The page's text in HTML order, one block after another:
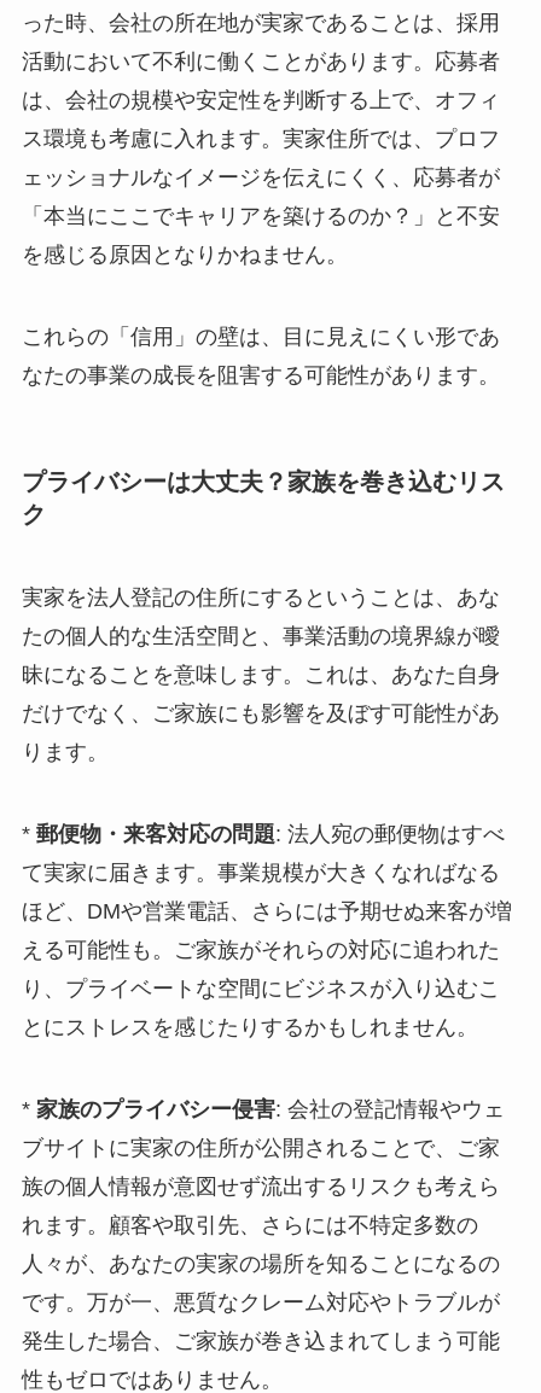
った時、会社の所在地が実家であることは、採用
活動において不利に働くことがあります。応募者
は、会社の規模や安定性を判断する上で、オフィ
ス環境も考慮に入れます。実家住所では、プロフ
ェッショナルなイメージを伝えにくく、応募者が
「本当にここでキャリアを築けるのか？」と不安
を感じる原因となりかねません。
これらの「信用」の壁は、目に見えにくい形であ
なたの事業の成長を阻害する可能性があります。
プライバシーは大丈夫？家族を巻き込むリス
ク
実家を法人登記の住所にするということは、あな
たの個人的な生活空間と、事業活動の境界線が曖
昧になることを意味します。これは、あなた自身
だけでなく、ご家族にも影響を及ぼす可能性があ
ります。
* 郵便物・来客対応の問題: 法人宛の郵便物はすべ
て実家に届きます。事業規模が大きくなればなる
ほど、DMや営業電話、さらには予期せぬ来客が増
える可能性も。ご家族がそれらの対応に追われた
り、プライベートな空間にビジネスが入り込むこ
とにストレスを感じたりするかもしれません。
* 家族のプライバシー侵害: 会社の登記情報やウェ
ブサイトに実家の住所が公開されることで、ご家
族の個人情報が意図せず流出するリスクも考えら
れます。顧客や取引先、さらには不特定多数の
人々が、あなたの実家の場所を知ることになるの
です。万が一、悪質なクレーム対応やトラブルが
発生した場合、ご家族が巻き込まれてしまう可能
性もゼロではありません。